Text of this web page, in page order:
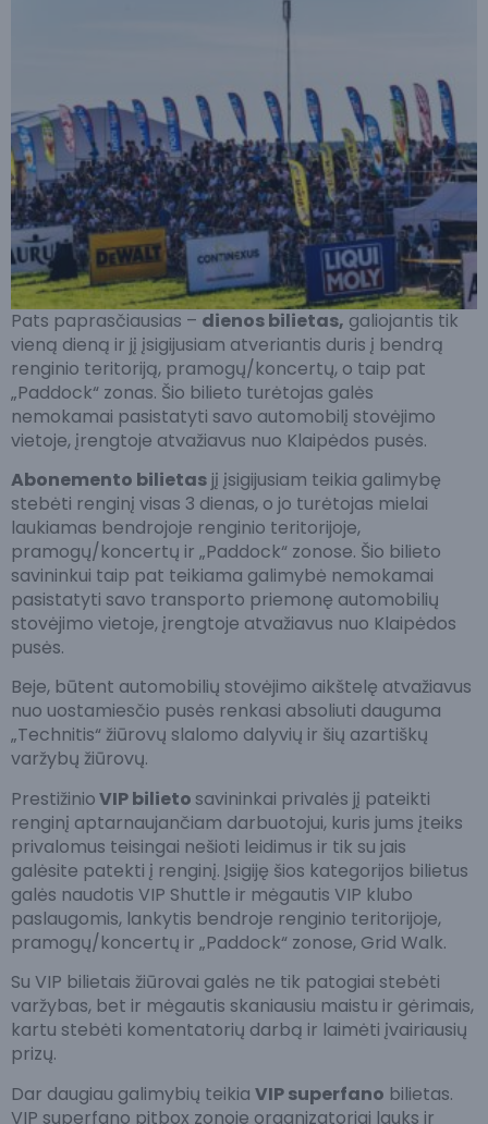
Pats paprasčiausias – dienos bilietas, galiojantis tik
vieną dieną ir jį įsigijusiam atveriantis duris į bendrą
renginio teritoriją, pramogų/koncertų, o taip pat
„Paddock“ zonas. Šio bilieto turėtojas galės
nemokamai pasistatyti savo automobilį stovėjimo
vietoje, įrengtoje atvažiavus nuo Klaipėdos pusės.
Abonemento bilietas jį įsigijusiam teikia galimybę
stebėti renginį visas 3 dienas, o jo turėtojas mielai
laukiamas bendrojoje renginio teritorijoje,
pramogų/koncertų ir „Paddock“ zonose. Šio bilieto
savininkui taip pat teikiama galimybė nemokamai
pasistatyti savo transporto priemonę automobilių
stovėjimo vietoje, įrengtoje atvažiavus nuo Klaipėdos
pusės.
Beje, būtent automobilių stovėjimo aikštelę atvažiavus
nuo uostamiesčio pusės renkasi absoliuti dauguma
„Technitis“ žiūrovų slalomo dalyvių ir šių azartiškų
varžybų žiūrovų.
PrestižinioVIP bilieto savininkai privalės jį pateikti
renginį aptarnaujančiam darbuotojui, kuris jums įteiks
privalomus teisingai nešioti leidimus ir tik su jais
galėsite patekti į renginį. Įsigiję šios kategorijos bilietus
galės naudotis VIP Shuttle ir mėgautis VIP klubo
paslaugomis, lankytis bendroje renginio teritorijoje,
pramogų/koncertų ir „Paddock“ zonose, Grid Walk.
Su VIP bilietais žiūrovai galės ne tik patogiai stebėti
varžybas, bet ir mėgautis skaniausiu maistu ir gėrimais,
kartu stebėti komentatorių darbą ir laimėti įvairiausių
prizų.
Dar daugiau galimybių teikia VIP superfano bilietas.
VIP superfano pitbox zonoje organizatoriai lauks ir